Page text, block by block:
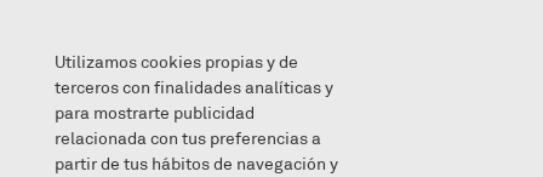
INAUTERIAK 2019
Utilizamos cookies propias y de
terceros con finalidades analíticas y
para mostrarte publicidad
relacionada con tus preferencias a
partir de tus hábitos de navegación y